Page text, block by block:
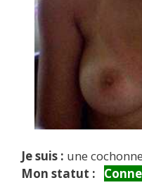
Je suis : une
Mon statut :